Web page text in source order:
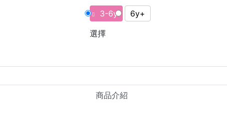
3-6y
6y+
選擇
商品介紹